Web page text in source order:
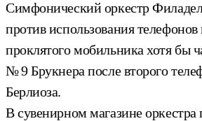
Симфонический оркестр
против использования
проклятого мобильника хотя бы
№ 9 Брукнера после второго
Берлиоза.
В сувенирном магазине